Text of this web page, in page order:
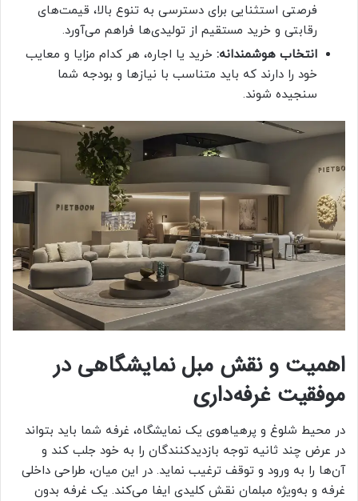
فرصتی استثنایی برای دسترسی به تنوع بالا، قیمت‌های
رقابتی و خرید مستقیم از تولیدی‌ها فراهم می‌آورد.
انتخاب هوشمندانه: خرید یا اجاره، هر کدام مزایا و معایب
خود را دارند که باید متناسب با نیازها و بودجه شما
سنجیده شوند.
اهمیت و نقش مبل نمایشگاهی در
موفقیت غرفه‌داری
در محیط شلوغ و پرهیاهوی یک نمایشگاه، غرفه شما باید بتواند
در عرض چند ثانیه توجه بازدیدکنندگان را به خود جلب کند و
آن‌ها را به ورود و توقف ترغیب نماید. در این میان، طراحی داخلی
غرفه و به‌ویژه مبلمان نقش کلیدی ایفا می‌کند. یک غرفه بدون